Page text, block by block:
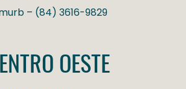
– (84) 3616-9829
OESTE